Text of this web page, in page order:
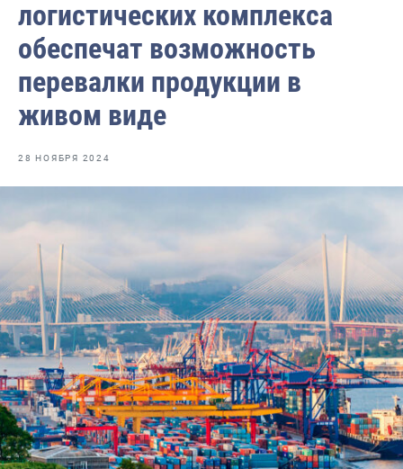
Отраслевые СМИ
Выставки и конференции
Научно-практическая литература
Рыбоохрана России
Укрепление духовно-нравственных ценностей
События в России и мире
логистических комплекса
обеспечат возможность
перевалки продукции в
живом виде
28 НОЯБРЯ 2024